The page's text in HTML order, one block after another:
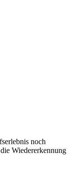
noch
Wiedererkennung